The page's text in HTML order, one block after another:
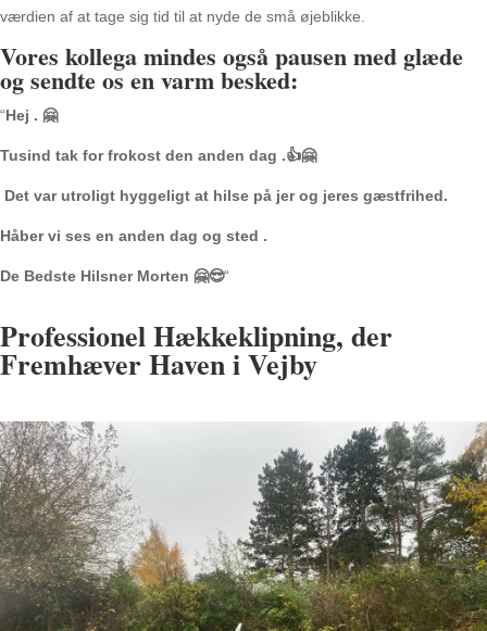
værdien af at tage sig tid til at nyde de små øjeblikke.
Vores kollega mindes også pausen med glæde
og sendte os en varm besked:
“Hej . 🤗
Tusind tak for frokost den anden dag .👍🤗
Det var utroligt hyggeligt at hilse på jer og jeres gæstfrihed.
Håber vi ses en anden dag og sted .
De Bedste Hilsner Morten 🤗😎“
Professionel Hækkeklipning, der
Fremhæver Haven i Vejby